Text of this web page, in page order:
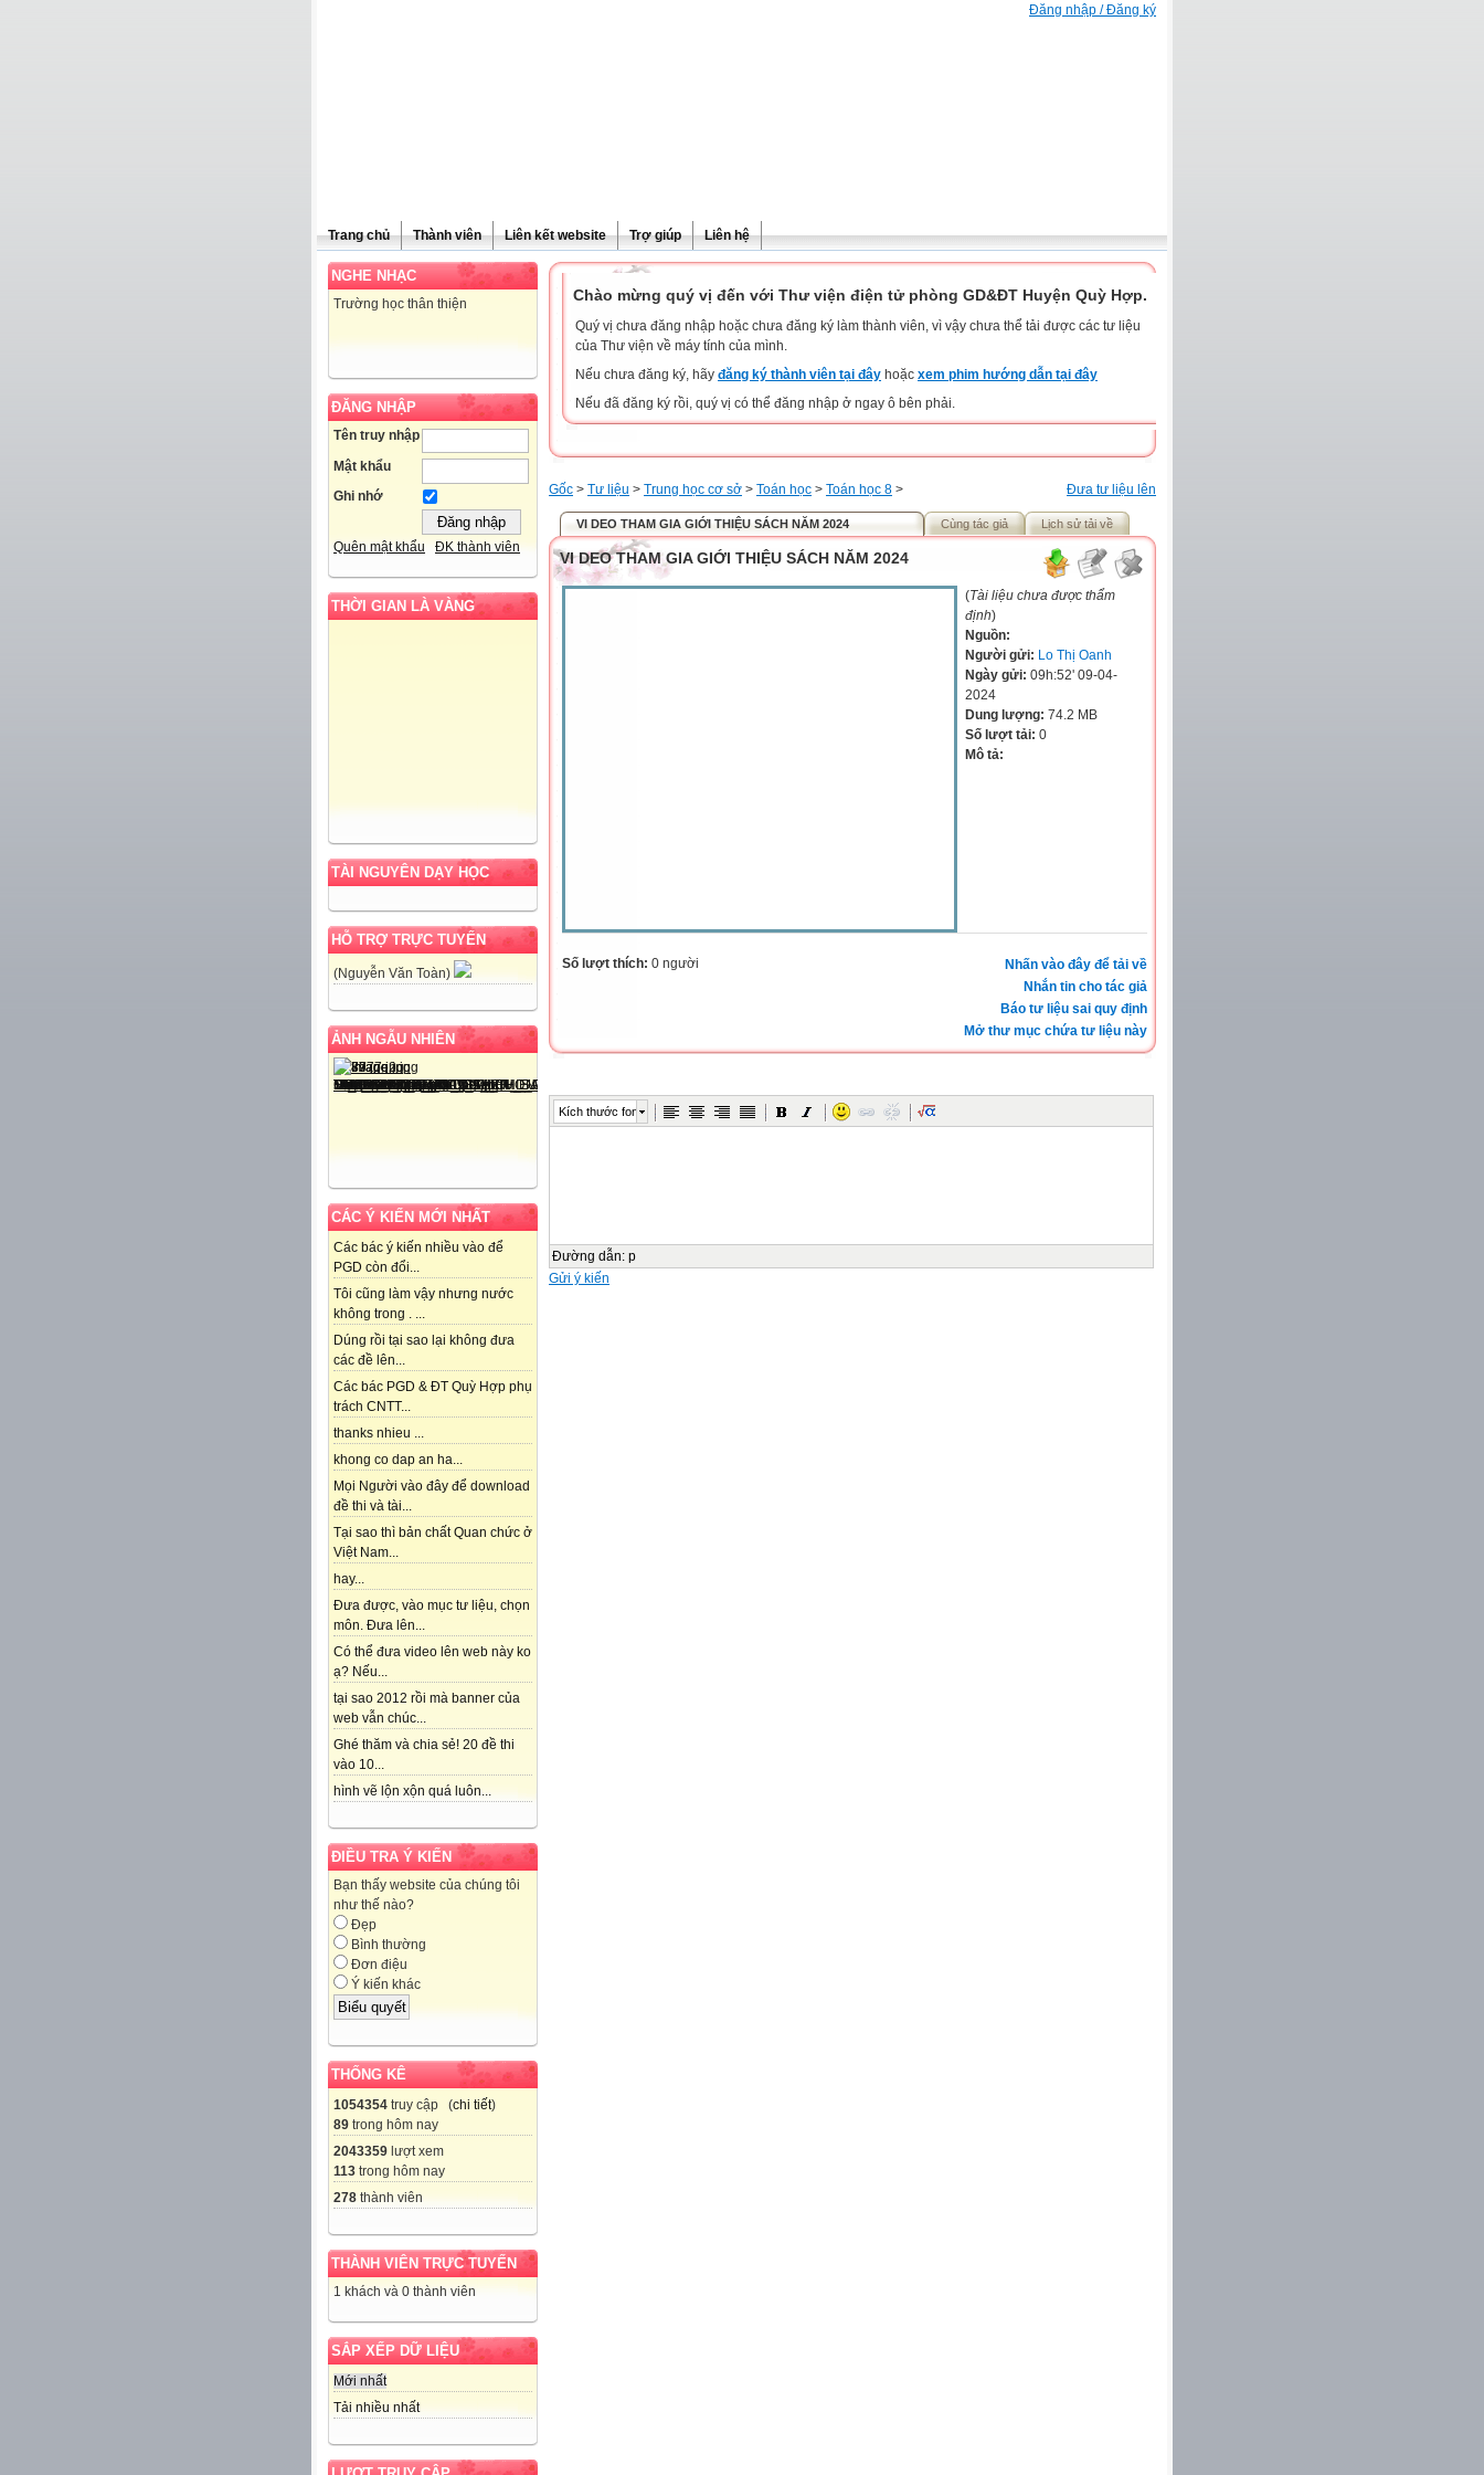
Đăng nhập / Đăng ký
Trang chủ Thành viên Liên kết website Trợ giúp Liên hệ
NGHE NHẠC
Trường học thân thiện
ĐĂNG NHẬP
Tên truy nhập
Mật khẩu
Ghi nhớ
Quên mật khẩu ĐK thành viên
THỜI GIAN LÀ VÀNG
TÀI NGUYÊN DẠY HỌC
HỖ TRỢ TRỰC TUYẾN
(Nguyễn Văn Toàn)
ẢNH NGẪU NHIÊN
CÁC Ý KIẾN MỚI NHẤT
Các bác ý kiến nhiều vào để
PGD còn đổi...
Tôi cũng làm vậy nhưng nước
không trong . ...
Dúng rồi tại sao lại không đưa
các đề lên...
Các bác PGD & ĐT Quỳ Hợp phụ
trách CNTT...
thanks nhieu ...
khong co dap an ha...
Mọi Người vào đây để download
đề thi và tài...
Tại sao thì bản chất Quan chức ở
Việt Nam...
hay...
Đưa được, vào mục tư liệu, chọn
môn. Đưa lên...
Có thể đưa video lên web này ko
ạ? Nếu...
tại sao 2012 rồi mà banner của
web vẫn chúc...
Ghé thăm và chia sẻ! 20 đề thi
vào 10...
hình vẽ lộn xộn quá luôn...
ĐIỀU TRA Ý KIẾN
Bạn thấy website của chúng tôi
như thế nào?
Đẹp
Bình thường
Đơn điệu
Ý kiến khác
THỐNG KÊ
1054354 truy cập (chi tiết)
89 trong hôm nay
2043359 lượt xem
113 trong hôm nay
278 thành viên
THÀNH VIÊN TRỰC TUYẾN
1 khách và 0 thành viên
SẮP XẾP DỮ LIỆU
Mới nhất
Tải nhiều nhất
Chào mừng quý vị đến với Thư viện điện tử phòng GD&ĐT Huyện Quỳ Hợp.
Quý vị chưa đăng nhập hoặc chưa đăng ký làm thành viên, vì vậy chưa thể tải được các tư liệu
của Thư viện về máy tính của mình.
Nếu chưa đăng ký, hãy đăng ký thành viên tại đây hoặc xem phim hướng dẫn tại đây
Nếu đã đăng ký rồi, quý vị có thể đăng nhập ở ngay ô bên phải.
Đưa tư liệu lên
Gốc > Tư liệu > Trung học cơ sở > Toán học > Toán học 8 >
VI DEO THAM GIA GIỚI THIỆU SÁCH NĂM 2024 Cùng tác giả Lịch sử tải về
VI DEO THAM GIA GIỚI THIỆU SÁCH NĂM 2024
(Tài liệu chưa được thẩm
định)
Nguồn:
Người gửi: Lo Thị Oanh
Ngày gửi: 09h:52' 09-04-
2024
Dung lượng: 74.2 MB
Số lượt tải: 0
Mô tả:
Nhấn vào đây để tải về
Nhắn tin cho tác giả
Báo tư liệu sai quy định
Mở thư mục chứa tư liệu này
Số lượt thích: 0 người
Kích thước font
Đường dẫn: p
Gửi ý kiến